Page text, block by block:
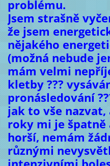
problému.
Jsem strašně
že jsem
nějakého
(možná nebude
mám velmi
kletby ???
pronásledování
jak to vše nazvat,
roky mi je špatně
horší, nemám
různými